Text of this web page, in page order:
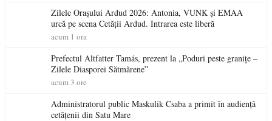
Zilele Orașului Ardud 2026: Antonia, VUNK și EMAA
urcă pe scena Cetății Ardud. Intrarea este liberă
acum 1 ora
Prefectul Altfatter Tamás, prezent la „Poduri peste granițe –
Zilele Diasporei Sătmărene”
acum 3 ore
Administratorul public Maskulik Csaba a primit în audiență
cetățenii din Satu Mare